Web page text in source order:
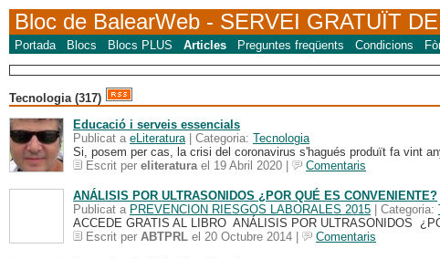
Bloc de BalearWeb - SERVEI GRATUÏT
Portada Blocs Blocs PLUS Articles Preguntes freqüents Condicions
Tecnologia (317)
Educació i serveis essencials
Publicat a eLiteratura| Categoria: Tecnologia
Si, posem per cas, la crisi del coronavirus s'hagués produït fa vint
Escrit per eliteraturael 19 Abril 2020 | Comentaris
ANÁLISIS POR ULTRASONIDOS ¿POR QUÉ ES CONVENIENTE?
Publicat a PREVENCION RIESGOS LABORALES 2015 | Categoria:
ACCEDE GRATIS AL LIBRO ANÁLISIS POR ULTRASONIDOS
Escrit per ABTPRL el 20 Octubre 2014 | Comentaris